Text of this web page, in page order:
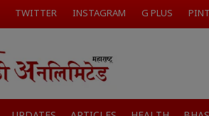
TWITTER INSTAGRAM G PLUS